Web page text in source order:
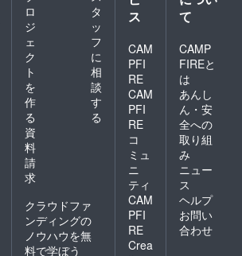
ロ
ジ
ェ
ク
ト
を
作
る
タ
ッ
フ
に
相
談
す
る
資
料
請
求
クラウドファ
ンディングの
ノウハウを無
料で学ぼう
ス
CAM
PFI
RE
CAM
PFI
RE
コ
ミュ
ニ
ティ
CAM
PFI
RE
Crea
て
CAMP
FIREと
は
あんし
ん・安
全への
取り組
み
ニュー
ス
ヘルプ
お問い
合わせ